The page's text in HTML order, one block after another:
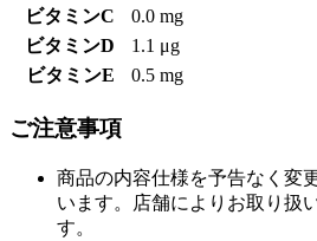
ビタミンC
0.0 mg
ビタミンD
1.1 μg
ビタミンE
0.5 mg
ご注意事項
商品の内容仕様を予告なく変
います。店舗によりお取り扱
す。